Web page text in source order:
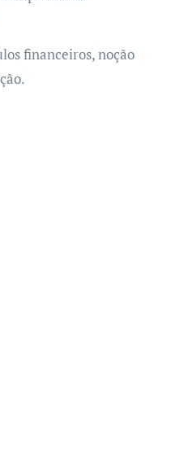
financeiros, noção